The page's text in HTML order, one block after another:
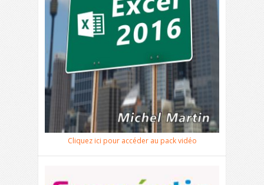
Cliquez ici pour accéder au pack vidéo